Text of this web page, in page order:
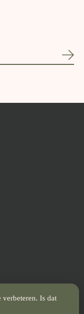
verbeteren. Is dat